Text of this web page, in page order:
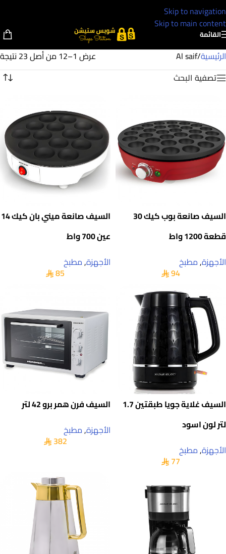
Skip to navigation
Skip to main content
القائمة
الرئيسية/
Al saif
عرض 1–12 من أصل 23 نتيجة
تصفية البحث
السيف صانعة بوب كيك 30
قطعة 1200 واط
الأجهزة,مطبخ
94
السيف صانعة ميني بان كيك 14
عين 700 واط
الأجهزة,مطبخ
85
السيف غلاية جويا طبقتين 1.7
لتر لون اسود
الأجهزة,مطبخ
77
السيف فرن همر برو 42 لتر
الأجهزة,مطبخ
382